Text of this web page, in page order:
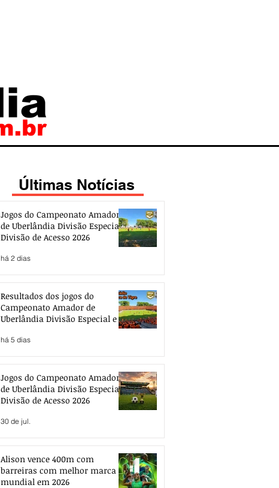
Últimas Notícias
Jogos do Campeonato Amador
de Uberlândia Divisão Especial e
Divisão de Acesso 2026
há 2 dias
Resultados dos jogos do
Campeonato Amador de
Uberlândia Divisão Especial e de
há 5 dias
Jogos do Campeonato Amador
de Uberlândia Divisão Especial e
Divisão de Acesso 2026
30 de jul.
Alison vence 400m com
barreiras com melhor marca
mundial em 2026